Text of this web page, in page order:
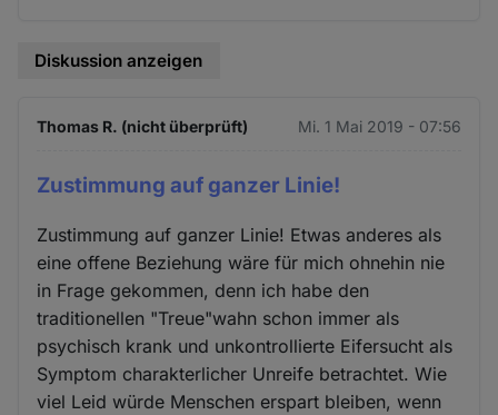
Diskussion anzeigen
Thomas R. (nicht überprüft) Mi. 1 Mai 2019 - 07:56
Zustimmung auf ganzer Linie!
Zustimmung auf ganzer Linie! Etwas anderes als
eine offene Beziehung wäre für mich ohnehin nie
in Frage gekommen, denn ich habe den
traditionellen "Treue"wahn schon immer als
psychisch krank und unkontrollierte Eifersucht als
Symptom charakterlicher Unreife betrachtet. Wie
viel Leid würde Menschen erspart bleiben, wenn